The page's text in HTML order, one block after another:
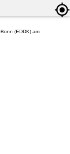
(EDDK) am